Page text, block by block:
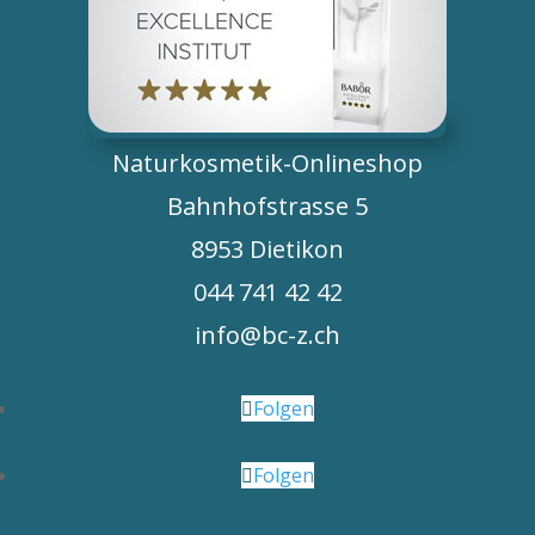
Naturkosmetik-Onlineshop
Bahnhofstrasse 5
8953 Dietikon
044 741 42 42
info@bc-z.ch
Folgen
Folgen